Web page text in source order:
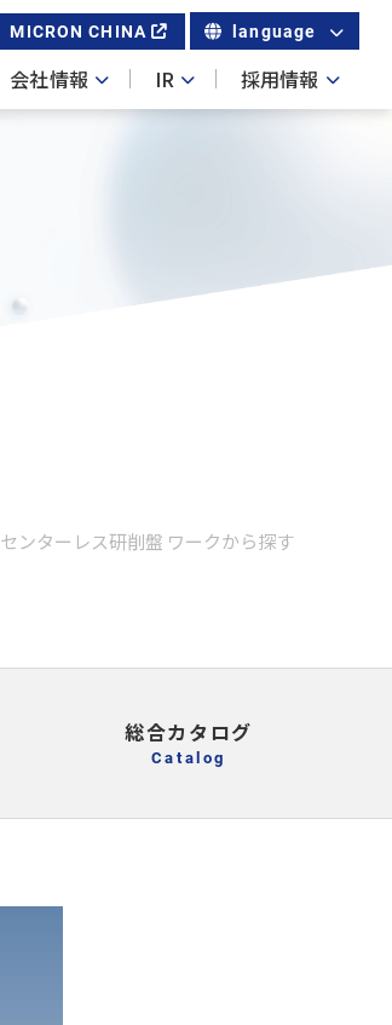
MICRON CHINA language
会社情報 IR 採用情報
センターレス研削盤 ワークから探す
総合カタログ
Catalog